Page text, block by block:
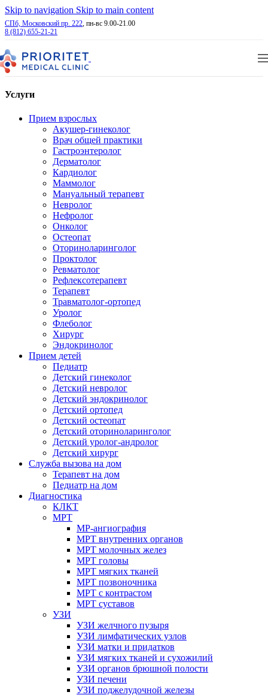
Skip to navigation Skip to main content
СПб, Московский пр. 222, пн-вс 9.00-21.00
8 (812) 655-21-21
Услуги
Прием взрослых
Акушер-гинеколог
Врач общей практики
Гастроэнтеролог
Дерматолог
Кардиолог
Маммолог
Мануальный терапевт
Невролог
Нефролог
Онколог
Остеопат
Оториноларинголог
Проктолог
Ревматолог
Рефлексотерапевт
Терапевт
Травматолог-ортопед
Уролог
Флеболог
Хирург
Эндокринолог
Прием детей
Педиатр
Детский гинеколог
Детский невролог
Детский эндокринолог
Детский ортопед
Детский остеопат
Детский оториноларинголог
Детский уролог-андролог
Детский хирург
Служба вызова на дом
Терапевт на дом
Педиатр на дом
Диагностика
КЛКТ
МРТ
МР-ангиография
МРТ внутренних органов
МРТ молочных желез
МРТ головы
МРТ мягких тканей
МРТ позвоночника
МРТ с контрастом
МРТ суставов
УЗИ
УЗИ желчного пузыря
УЗИ лимфатических узлов
УЗИ матки и придатков
УЗИ мягких тканей и сухожилий
УЗИ органов брюшной полости
УЗИ печени
УЗИ поджелудочной железы